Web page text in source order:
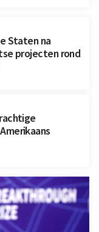
Staten na
projecten rond